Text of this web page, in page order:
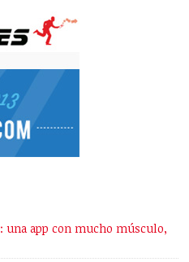
una app con mucho músculo,